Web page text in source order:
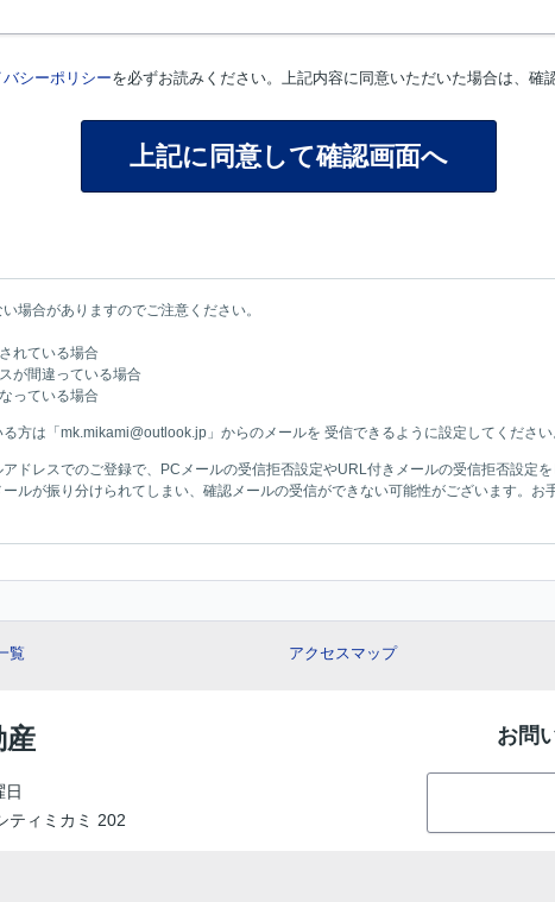
シーポリシーを必ずお読みください。上記内容に同意いただいた場合は、確
場合がありますのでご注意ください。
れている場合
が間違っている場合
っている場合
方は「mk.mikami@outlook.jp」からのメールを 受信できるように設定してください
ドレスでのご登録で、PCメールの受信拒否設定やURL付きメールの受信拒否設定
ルが振り分けられてしまい、確認メールの受信ができない可能性がございます。お
覧 アクセスマップ
産
日
ティミカミ 202
お問